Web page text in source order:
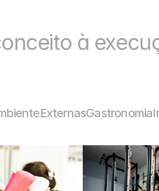
à
ExternasGastronomia